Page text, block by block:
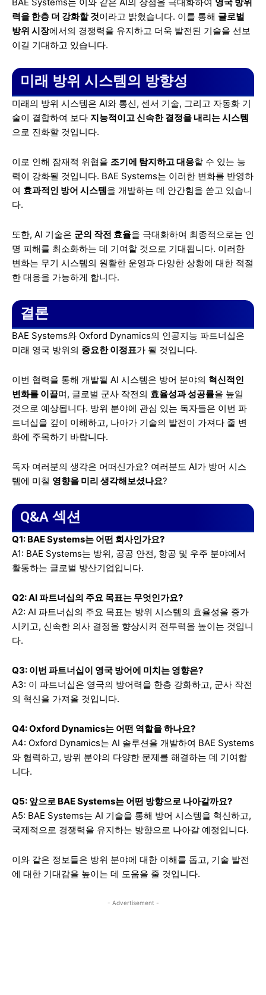
력을 한층 더 강화할 것이라고 밝혔습니다. 이를 통해 글로벌
방위 시장에서의 경쟁력을 유지하고 더욱 발전된 기술을 선보
이길 기대하고 있습니다.
미래 방위 시스템의 방향성
미래의 방위 시스템은 AI와 통신, 센서 기술, 그리고 자동화 기
술이 결합하여 보다 지능적이고 신속한 결정을 내리는 시스템
으로 진화할 것입니다.
이로 인해 잠재적 위협을 조기에 탐지하고 대응할 수 있는 능
력이 강화될 것입니다. BAE Systems는 이러한 변화를 반영하
여 효과적인 방어 시스템을 개발하는 데 안간힘을 쏟고 있습니
다.
또한, AI 기술은 군의 작전 효율을 극대화하여 최종적으로는 인
명 피해를 최소화하는 데 기여할 것으로 기대됩니다. 이러한
변화는 무기 시스템의 원활한 운영과 다양한 상황에 대한 적절
한 대응을 가능하게 합니다.
결론
BAE Systems와 Oxford Dynamics의 인공지능 파트너십은
미래 영국 방위의 중요한 이정표가 될 것입니다.
이번 협력을 통해 개발될 AI 시스템은 방어 분야의 혁신적인
변화를 이끌며, 글로벌 군사 작전의 효율성과 성공률을 높일
것으로 예상됩니다. 방위 분야에 관심 있는 독자들은 이번 파
트너십을 깊이 이해하고, 나아가 기술의 발전이 가져다 줄 변
화에 주목하기 바랍니다.
독자 여러분의 생각은 어떠신가요? 여러분도 AI가 방어 시스
템에 미칠 영향을 미리 생각해보셨나요?
Q&A 섹션
Q1: BAE Systems는 어떤 회사인가요?
A1: BAE Systems는 방위, 공공 안전, 항공 및 우주 분야에서
활동하는 글로벌 방산기업입니다.
Q2: AI 파트너십의 주요 목표는 무엇인가요?
A2: AI 파트너십의 주요 목표는 방위 시스템의 효율성을 증가
시키고, 신속한 의사 결정을 향상시켜 전투력을 높이는 것입니
다.
Q3: 이번 파트너십이 영국 방어에 미치는 영향은?
A3: 이 파트너십은 영국의 방어력을 한층 강화하고, 군사 작전
의 혁신을 가져올 것입니다.
Q4: Oxford Dynamics는 어떤 역할을 하나요?
A4: Oxford Dynamics는 AI 솔루션을 개발하여 BAE Systems
와 협력하고, 방위 분야의 다양한 문제를 해결하는 데 기여합
니다.
Q5: 앞으로 BAE Systems는 어떤 방향으로 나아갈까요?
A5: BAE Systems는 AI 기술을 통해 방어 시스템을 혁신하고,
국제적으로 경쟁력을 유지하는 방향으로 나아갈 예정입니다.
이와 같은 정보들은 방위 분야에 대한 이해를 돕고, 기술 발전
에 대한 기대감을 높이는 데 도움을 줄 것입니다.
- Advertisement -